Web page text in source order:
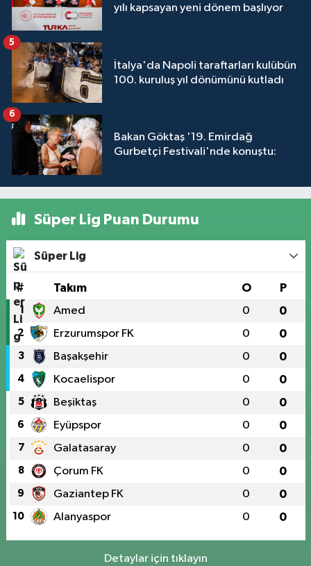
yılı kapsayan yeni dönem başlıyor
İtalya'da Napoli taraftarları kulübün
100. kuruluş yıl dönümünü kutladı
5
Bakan Göktaş '19. Emirdağ
Gurbetçi Festivali'nde konuştu:
6
Süper Lig Puan Durumu
Süper Lig
# Takım O P
1 Amed 0 0
2 Erzurumspor FK 0 0
3 Başakşehir 0 0
4 Kocaelispor 0 0
5 Beşiktaş 0 0
6 Eyüpspor 0 0
7 Galatasaray 0 0
8 Çorum FK 0 0
9 Gaziantep FK 0 0
10 Alanyaspor 0 0
Detaylar için tıklayın